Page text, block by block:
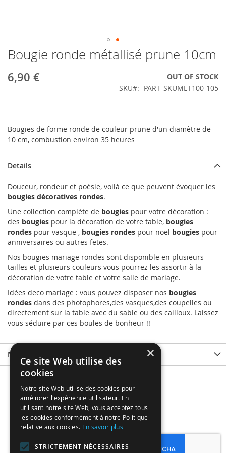
Skip
to
the
beginning
Bougie ronde métallisé prune 10cm
6,90 €
OUT OF STOCK
SKU
PART_SKUMET100-105
Bougies de forme ronde de couleur prune d'un diamètre de
10 cm, combustion environ 35 heures
Details
Douceur, rondeur et poésie, voilà ce que peuvent évoquer les
bougies décoratives rondes.
Une collection complète de bougies pour votre décoration :
des bougies pour la décoration de votre table, bougies
rondes pour vasque , bougies rondes pour noël bougies pour
anniversaires ou autres fetes.
Nos bougies mariage rondes sont disponible en plusieurs
tailles et plusieurs couleurs vous pourrez les assortir à la
décoration de votre table et votre salle de mariage.
Idées deco mariage : vous pouvez disposer nos bougies
rondes dans des photophores,des vasques,des coupelles ou
directement sur la table avec du sable ou des cailloux. Laissez
vous séduire par ces boules de bonheur !!
More Information
Subscribe
×
Ce site Web utilise des
cookies
Notre site Web utilise des cookies pour
améliorer l'expérience utilisateur. En
utilisant notre site Web, vous acceptez tous
les cookies conformément à notre Politique
relative aux cookies. En savoir plus
STRICTEMENT NÉCESSAIRES